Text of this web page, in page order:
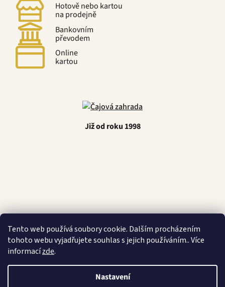
Tento web používá soubory cookie. Dalším procházením
tohoto webu vyjadřujete souhlas s jejich používáním.. Více
informacízde.
Nastavení
Hotově nebo kartou
na prodejně
Bankovním
převodem
Online
kartou
Již od roku 1998
Latino Café
Vytvořil Shoptet